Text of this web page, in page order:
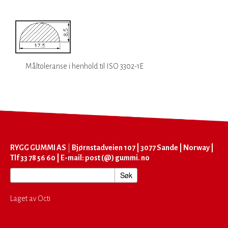
Måltoleranse i henhold til ISO 3302-1E
RYGG GUMMI AS
Bjørnstadveien 107 | 3077 Sande | Norway |
Tlf 33 78 56 60 | E-mail: post (@) gummi. no
Laget av Octi